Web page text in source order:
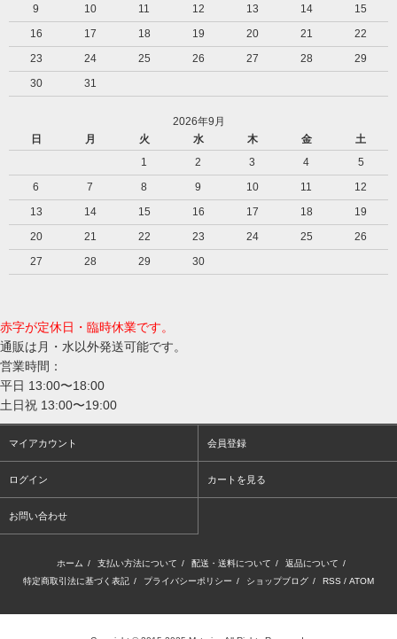
9
10 11 12 13 14
15
16
17 18 19 20 21
22
23
24 25 26 27 28
29
30
31
2026年9月
日
月 火 水 木 金
土
1
2 3 4
5
6
7 8 9 10 11
12
13
14 15 16 17 18
19
20
21 22 23 24 25
26
27
28 29 30
赤字が定休日・臨時休業です。
通販は月・水以外発送可能です。
営業時間：
平日 13:00〜18:00
土日祝 13:00〜19:00
マイアカウント 会員登録
ログイン カートを見る
お問い合わせ
ホーム / 支払い方法について / 配送・送料について / 返品について /
特定商取引法に基づく表記 / プライバシーポリシー / ショップブログ / RSS / ATOM